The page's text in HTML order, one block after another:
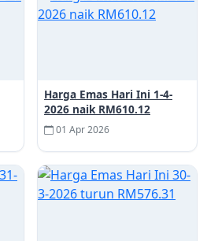
Harga Emas Hari Ini 1-4-
2026 naik RM610.12
01 Apr 2026